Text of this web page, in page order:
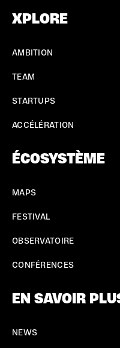
XPLORE
AMBITION
TEAM
STARTUPS
ACCÉLÉRATION
ÉCOSYSTÈME
MAPS
FESTIVAL
OBSERVATOIRE
CONFÉRENCES
EN SAVOIR
NEWS